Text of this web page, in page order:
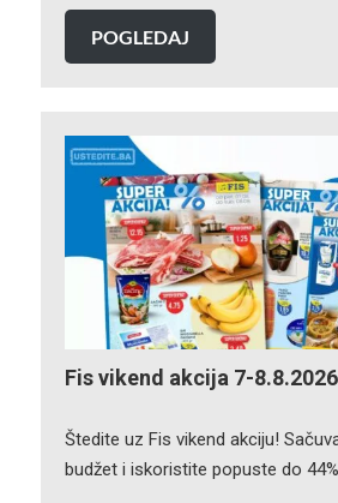
POGLEDAJ
Fis vikend akcija 7-
Štedite uz Fis vikend akciju!
budžet i iskoristite popuste do